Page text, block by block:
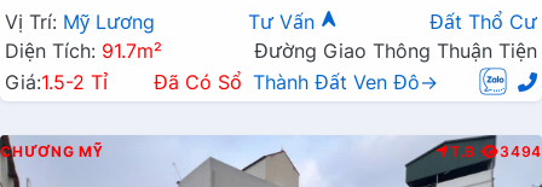
Mỹ
Vị Trí: Mỹ Lương Tư Vấn
Đất Thổ Cư
Diện Tích: 91.7m²
Đường Giao Thông Thuận Tiện
Giá:1.5-2 Tỉ Đã Có Sổ Thành Đất Ven Đô→
CHƯƠNG MỸ T.B 3494